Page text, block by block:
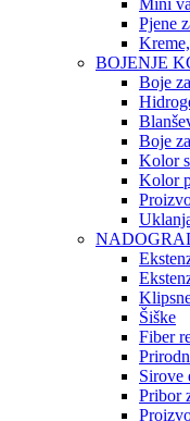
Mini
Pjene
BOJENJE
Boje
Boje
Kolor
Kolor
Šiške
Fiber
Sirove
Pribor